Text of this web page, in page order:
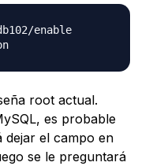
root actual.
es probable
dejar el campo en
se le preguntará